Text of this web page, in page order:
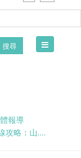
搜尋
Toggle
報導
攻略：山....